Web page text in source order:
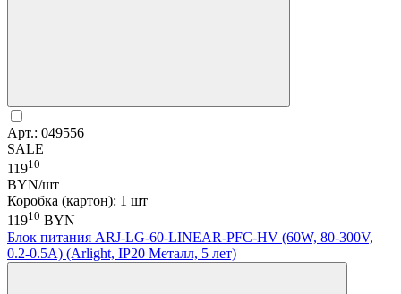
Арт.: 049556
SALE
11910
BYN/шт
Коробка (картон): 1 шт
11910 BYN
Блок питания ARJ-LG-60-LINEAR-PFC-HV (60W, 80-300V,
0.2-0.5A) (Arlight, IP20 Металл, 5 лет)